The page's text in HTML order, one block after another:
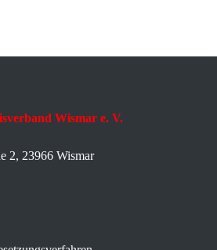
Wismar e. V.
2, 23966 Wismar